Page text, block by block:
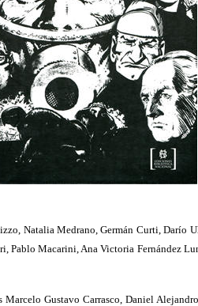
Natalia Medrano, Germán Curti, Darío
Macarini, Ana Victoria Fernández
Gustavo Carrasco, Daniel